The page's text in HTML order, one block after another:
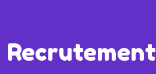
Recrutement